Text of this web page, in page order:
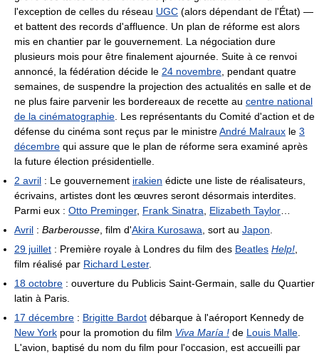
l'exception de celles du réseau UGC (alors dépendant de l'État) —
et battent des records d'affluence. Un plan de réforme est alors
mis en chantier par le gouvernement. La négociation dure
plusieurs mois pour être finalement ajournée. Suite à ce renvoi
annoncé, la fédération décide le 24 novembre , pendant quatre
semaines, de suspendre la projection des actualités en salle et de
ne plus faire parvenir les bordereaux de recette au centre national
de la cinématographie . Les représentants du Comité d'action et de
défense du cinéma sont reçus par le ministreAndré Malraux le 3
décembre qui assure que le plan de réforme sera examiné après
la future élection présidentielle.
2 avril : Le gouvernement irakien édicte une liste de réalisateurs,
écrivains, artistes dont les œuvres seront désormais interdites.
Parmi eux : Otto Preminger, Frank Sinatra Elizabeth Taylor
Avril : Barberousse , film d'Akira Kurosawa , sort au Japon
29 juillet : Première royale à Londres du film des Beatles Help!
film réalisé par Richard Lester.
18 octobre : ouverture du Publicis Saint-Germain, salle du Quartier
latin à Paris.
17 décembre : Brigitte Bardot débarque à l'aéroport Kennedy de
New York pour la promotion du film Viva María ! de Louis Malle
L'avion, baptisé du nom du film pour l'occasion, est accueilli par